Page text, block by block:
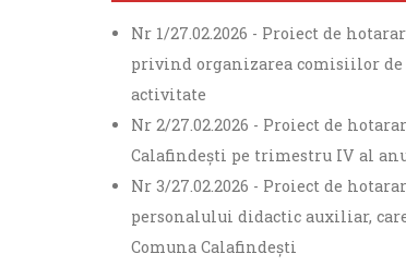
Nr 1/27.02.2026 - Proiect de
privind organizarea comisiilor
activitate
Nr 2/27.02.2026 - Proiect de
Calafindești pe trimestru IV al
Nr 3/27.02.2026 - Proiect de
personalului didactic auxiliar,
Comuna Calafindești